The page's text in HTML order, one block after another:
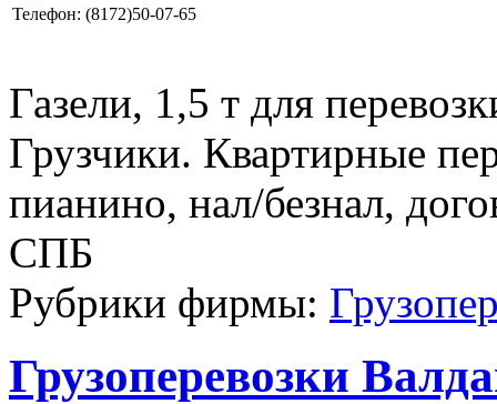
Телефон: (8172)50-07-65
Газели, 1,5 т для
Грузчики. Квартирные
пианино, нал/безнал,
СПБ
Рубрики фирмы:
Грузоперевозки